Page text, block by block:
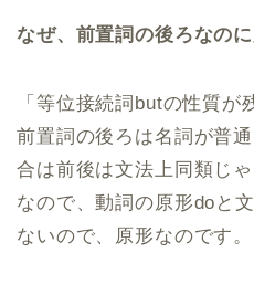
なぜ、前置詞の後ろなの
「等位接続詞butの性質が
前置詞の後ろは名詞が普
合は前後は文法上同類じ
なので、動詞の原形doと
ないので、原形なのです。